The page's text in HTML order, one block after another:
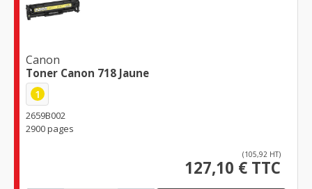
Canon
Toner Canon 718 Jaune
1
2659B002
2900 pages
(105,92 HT)
127,10 € TTC